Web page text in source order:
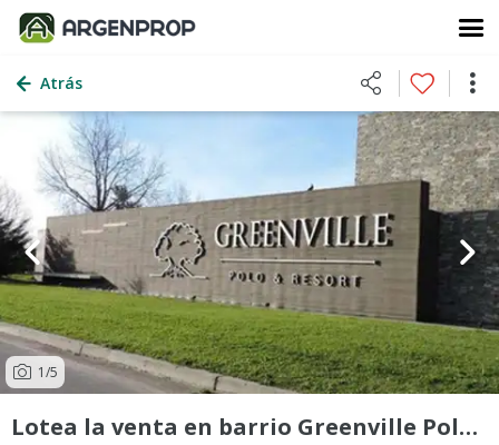
Atrás
1/5
Lotea la venta en barrio Greenville Polo & Resort